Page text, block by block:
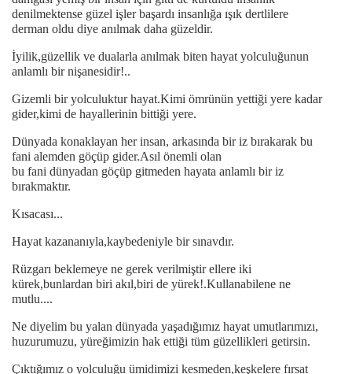
denilmektense güzel işler başardı insanlığa ışık dertlilere
derman oldu diye anılmak daha güzeldir.
İyilik,güzellik ve dualarla anılmak biten hayat yolculuğunun
anlamlı bir nişanesidir!..
Gizemli bir yolculuktur hayat.Kimi ömrünün yettiği yere kadar
gider,kimi de hayallerinin bittiği yere.
Dünyada konaklayan her insan, arkasında bir iz bırakarak bu
fani alemden göçüp gider.Asıl önemli olan
bu fani dünyadan göçüp gitmeden hayata anlamlı bir iz
bırakmaktır.
Kısacası...
Hayat kazananıyla,kaybedeniyle bir sınavdır.
Rüzgarı beklemeye ne gerek verilmiştir ellere iki
kürek,bunlardan biri akıl,biri de yürek!.Kullanabilene ne
mutlu....
Ne diyelim bu yalan dünyada yaşadığımız hayat umutlarımızı,
huzurumuzu, yüreğimizin hak ettiği tüm güzellikleri getirsin.
Çıktığımız o yolculuğu ümidimizi kesmeden,keşkelere fırsat